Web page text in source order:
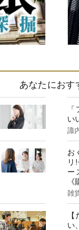
あなたにおす
い
諏
お
リ
ー
雑
い